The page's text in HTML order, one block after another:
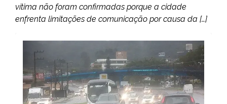
vítima não foram confirmadas porque a cidade
enfrenta limitações de comunicação por causa da […]